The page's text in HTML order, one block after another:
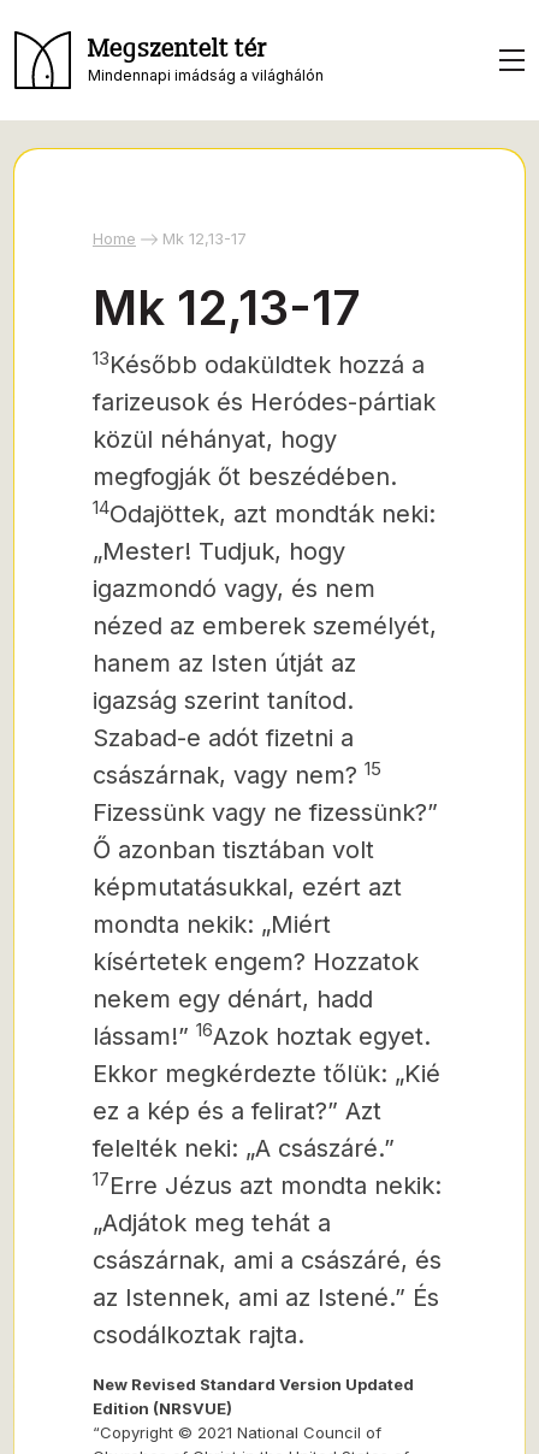
Megszentelt tér
Mindennapi imádság a világhálón
Home Mk 12,13-17
Mk 12,13-17
13Később odaküldtek hozzá a
farizeusok és Heródes-pártiak
közül néhányat, hogy
megfogják őt beszédében.
14Odajöttek, azt mondták neki:
„Mester! Tudjuk, hogy
igazmondó vagy, és nem
nézed az emberek személyét,
hanem az Isten útját az
igazság szerint tanítod.
Szabad-e adót fizetni a
császárnak, vagy nem? 15
Fizessünk vagy ne fizessünk?”
Ő azonban tisztában volt
képmutatásukkal, ezért azt
mondta nekik: „Miért
kísértetek engem? Hozzatok
nekem egy dénárt, hadd
lássam!” 16Azok hoztak egyet.
Ekkor megkérdezte tőlük: „Kié
ez a kép és a felirat?” Azt
felelték neki: „A császáré.”
17Erre Jézus azt mondta nekik:
„Adjátok meg tehát a
császárnak, ami a császáré, és
az Istennek, ami az Istené.” És
csodálkoztak rajta.
New Revised Standard Version Updated
Edition (NRSVUE)
“Copyright © 2021 National Council of